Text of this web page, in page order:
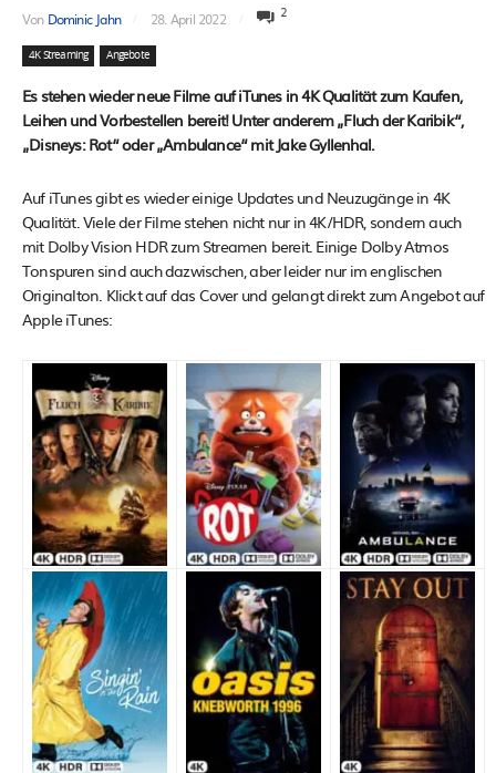
Von Dominic Jahn 28. April 2022 2
4K Streaming Angebote
Es stehen wieder neue Filme auf iTunes in 4K Qualität zum Kaufen,
Leihen und Vorbestellen bereit! Unter anderem „Fluch der Karibik“,
„Disneys: Rot“ oder „Ambulance“ mit Jake Gyllenhal.
Auf iTunes gibt es wieder einige Updates und Neuzugänge in 4K
Qualität. Viele der Filme stehen nicht nur in 4K/HDR, sondern auch
mit Dolby Vision HDR zum Streamen bereit. Einige Dolby Atmos
Tonspuren sind auch dazwischen, aber leider nur im englischen
Originalton. Klickt auf das Cover und gelangt direkt zum Angebot auf
Apple iTunes: